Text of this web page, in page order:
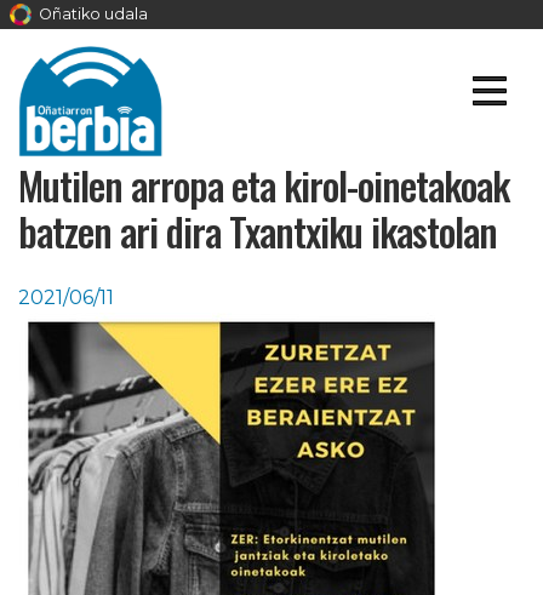
Oñatiko udala
Mutilen arropa eta kirol-oinetakoak
batzen ari dira Txantxiku ikastolan
2021/06/11